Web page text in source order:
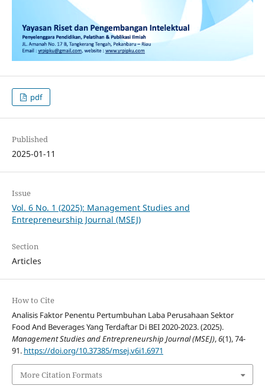
pdf
Published
2025-01-11
Issue
Vol. 6 No. 1 (2025): Management Studies and
Entrepreneurship Journal (MSEJ)
Section
Articles
How to Cite
Analisis Faktor Penentu Pertumbuhan Laba Perusahaan Sektor
Food And Beverages Yang Terdaftar Di BEI 2020-2023. (2025).
Management Studies and Entrepreneurship Journal (MSEJ),6(1), 74-
91. https://doi.org/10.37385/msej.v6i1.6971
More Citation Formats